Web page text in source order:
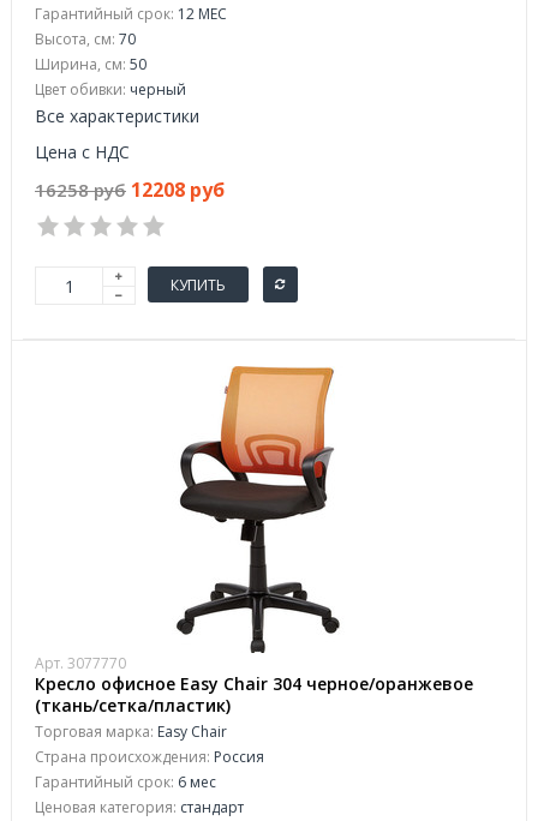
Гарантийный срок: 12 МЕС
Высота, см: 70
Ширина, см: 50
Цвет обивки: черный
Все характеристики
Цена с НДС
16258 руб 12208 руб
КУПИТЬ
Арт. 3077770
Кресло офисное Easy Chair 304 черное/оранжевое
(ткань/сетка/пластик)
Торговая марка: Easy Chair
Страна происхождения: Россия
Гарантийный срок: 6 мес
Ценовая категория: стандарт